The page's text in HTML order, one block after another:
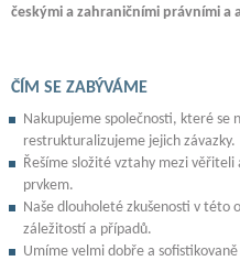
českými a zahraničními právními
ČÍM SE ZABÝVÁME
Nakupujeme společnosti, které se
restrukturalizujeme jejich závazky.
Řešíme složité vztahy mezi
prvkem.
Naše dlouholeté zkušenosti v této
záležitostí a případů.
Umíme velmi dobře a